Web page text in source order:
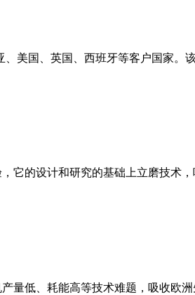
美国、英国、西班牙等客户国家
它的设计和研究的基础上立磨技术
量低、耗能高等技术难题，吸收欧